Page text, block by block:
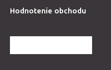
Hodnotenie obchodu